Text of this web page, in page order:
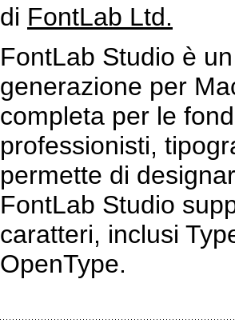
di FontLab Ltd.
FontLab Studio è
generazione per
completa per le
professionisti,
permette di
FontLab Studio
caratteri, inclusi
OpenType.